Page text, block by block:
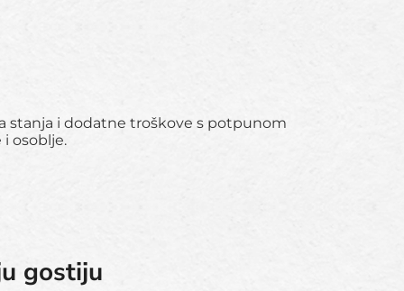
stanja i dodatne troškove s potpunom
osoblje.
gostiju